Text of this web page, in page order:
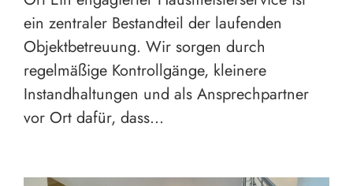
ein zentraler Bestandteil der laufenden
Objektbetreuung. Wir sorgen durch
regelmäßige Kontrollgänge, kleinere
Instandhaltungen und als Ansprechpartner
vor Ort dafür, dass…